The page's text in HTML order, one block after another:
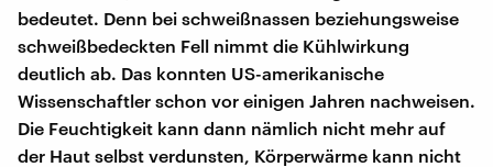
bedeutet. Denn bei schweißnassen beziehungsweise
schweißbedeckten Fell nimmt die Kühlwirkung
deutlich ab. Das konnten US-amerikanische
Wissenschaftler schon vor einigen Jahren nachweisen.
Die Feuchtigkeit kann dann nämlich nicht mehr auf
der Haut selbst verdunsten, Körperwärme kann nicht